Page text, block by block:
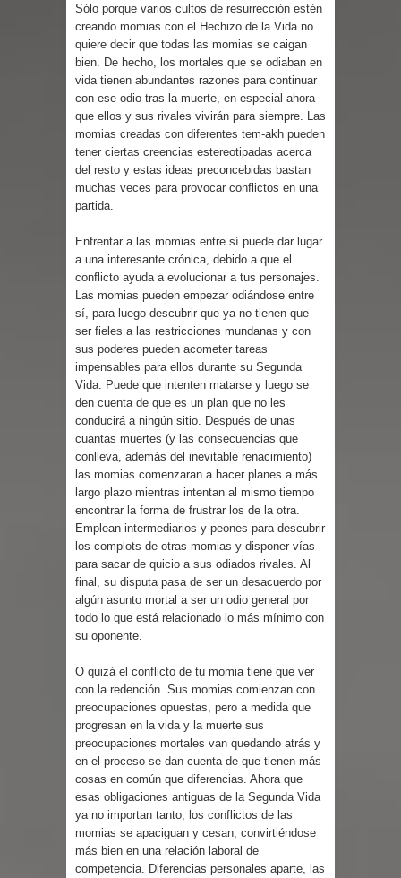
Sólo porque varios cultos de resurrección estén
creando momias con el Hechizo de la Vida no
quiere decir que todas las momias se caigan
bien. De hecho, los mortales que se odiaban en
vida tienen abundantes razones para continuar
con ese odio tras la muerte, en especial ahora
que ellos y sus rivales vivirán para siempre. Las
momias creadas con diferentes tem-akh pueden
tener ciertas creencias estereotipadas acerca
del resto y estas ideas preconcebidas bastan
muchas veces para provocar conflictos en una
partida.
Enfrentar a las momias entre sí puede dar lugar
a una interesante crónica, debido a que el
conflicto ayuda a evolucionar a tus personajes.
Las momias pueden empezar odiándose entre
sí, para luego descubrir que ya no tienen que
ser fieles a las restricciones mundanas y con
sus poderes pueden acometer tareas
impensables para ellos durante su Segunda
Vida. Puede que intenten matarse y luego se
den cuenta de que es un plan que no les
conducirá a ningún sitio. Después de unas
cuantas muertes (y las consecuencias que
conlleva, además del inevitable renacimiento)
las momias comenzaran a hacer planes a más
largo plazo mientras intentan al mismo tiempo
encontrar la forma de frustrar los de la otra.
Emplean intermediarios y peones para descubrir
los complots de otras momias y disponer vías
para sacar de quicio a sus odiados rivales. Al
final, su disputa pasa de ser un desacuerdo por
algún asunto mortal a ser un odio general por
todo lo que está relacionado lo más mínimo con
su oponente.
O quizá el conflicto de tu momia tiene que ver
con la redención. Sus momias comienzan con
preocupaciones opuestas, pero a medida que
progresan en la vida y la muerte sus
preocupaciones mortales van quedando atrás y
en el proceso se dan cuenta de que tienen más
cosas en común que diferencias. Ahora que
esas obligaciones antiguas de la Segunda Vida
ya no importan tanto, los conflictos de las
momias se apaciguan y cesan, convirtiéndose
más bien en una relación laboral de
competencia. Diferencias personales aparte, las